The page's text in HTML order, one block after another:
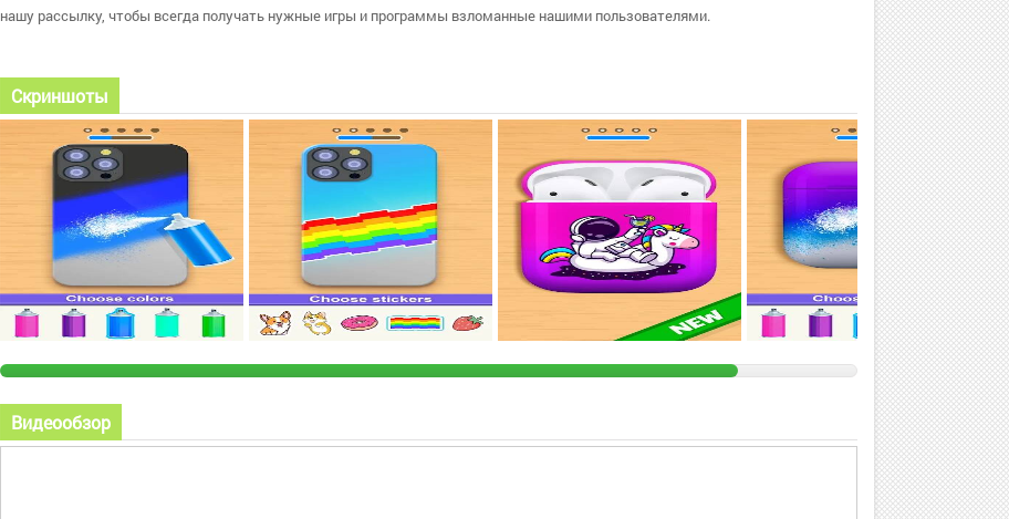
нашу рассылку, чтобы всегда получать нужные игры и программы взломанные нашими пользователями.
Скриншоты
Видеообзор